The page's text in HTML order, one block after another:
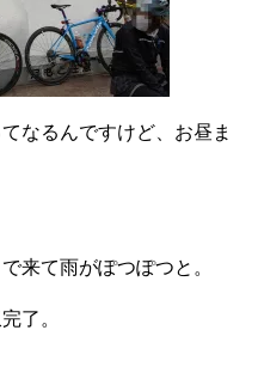
なるんですけど、お昼ま
来て雨がぽつぽつと。
了。